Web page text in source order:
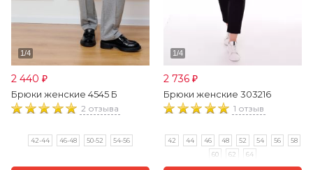
2 440 ₽
Брюки женские 4545 Б
2 отзыва
42-44 46-48 50-52 54-56
2 736 ₽
Брюки женские 303216
1 отзыв
42 44 46 48 52 54 56
58
60
62 64